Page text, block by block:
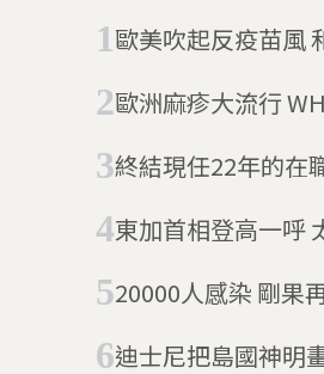
歐美吹起反疫苗風
歐洲麻疹大流行
終結現任22年的在
東加首相登高一呼 太平洋島國一起來
20000人
迪士尼把島國神明